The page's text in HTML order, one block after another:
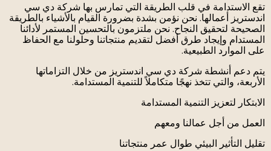
تقع الاستدامة في قلب الطريقة التي تمارس بها شركة دي سي
اندستريز أعمالها. نحن نؤمن بشدة بضرورة القيام بالأشياء بالطريقة
الصحيحة لتحقيق النجاح. نحن ملتزمون بالتحسين المستمر لأدائنا
المستدام وإيجاد طرق أفضل لتقديم منتجاتنا وحلولنا مع الحفاظ
على الموارد الطبيعية.
يتم دعم أنشطة شركة دي سي اندستريز من خلال التزاماتها
الأربعة، والتي تتخذ نهجًا متكاملاً للتنمية المستدامة.
الابتكار لتعزيز التنمية المستدامة
العمل من أجل عمالنا ومعهم
تقليل التأثير البيئي طوال عمر منتجاتنا